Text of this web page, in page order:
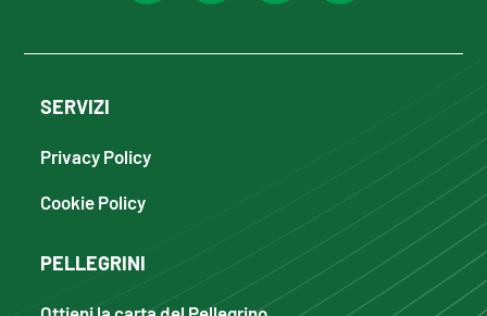
SERVIZI
Privacy Policy
Cookie Policy
PELLEGRINI